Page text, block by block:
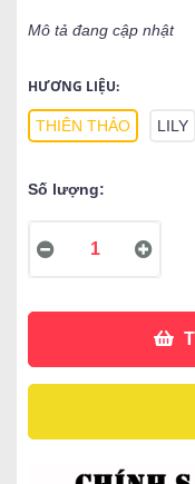
Mô tả đang cập nhật
HƯƠNG LIỆU:
THIÊN THẢO LILY
Số lượng: